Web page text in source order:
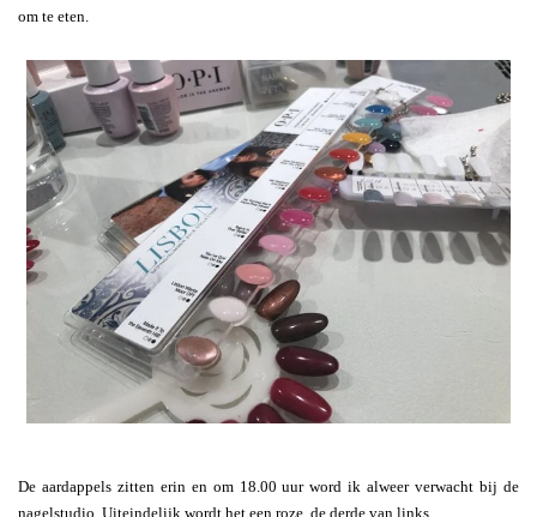
om te eten.
De aardappels zitten erin en om 18.00 uur word ik alweer verwacht bij de
nagelstudio. Uiteindelijk wordt het een roze, de derde van links.